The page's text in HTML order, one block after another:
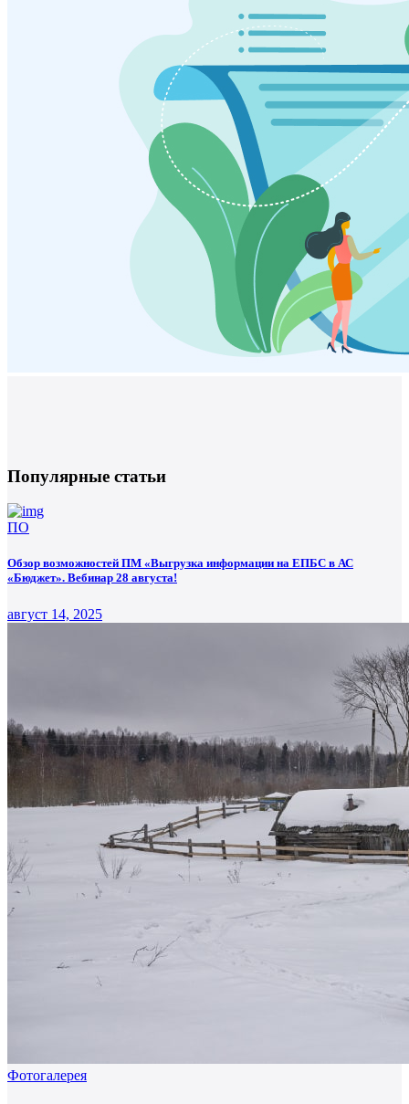
Популярные статьи
ПО
Обзор возможностей ПМ «Выгрузка информации на ЕПБС в АС
«Бюджет». Вебинар 28 августа!
август 14, 2025
Фотогалерея